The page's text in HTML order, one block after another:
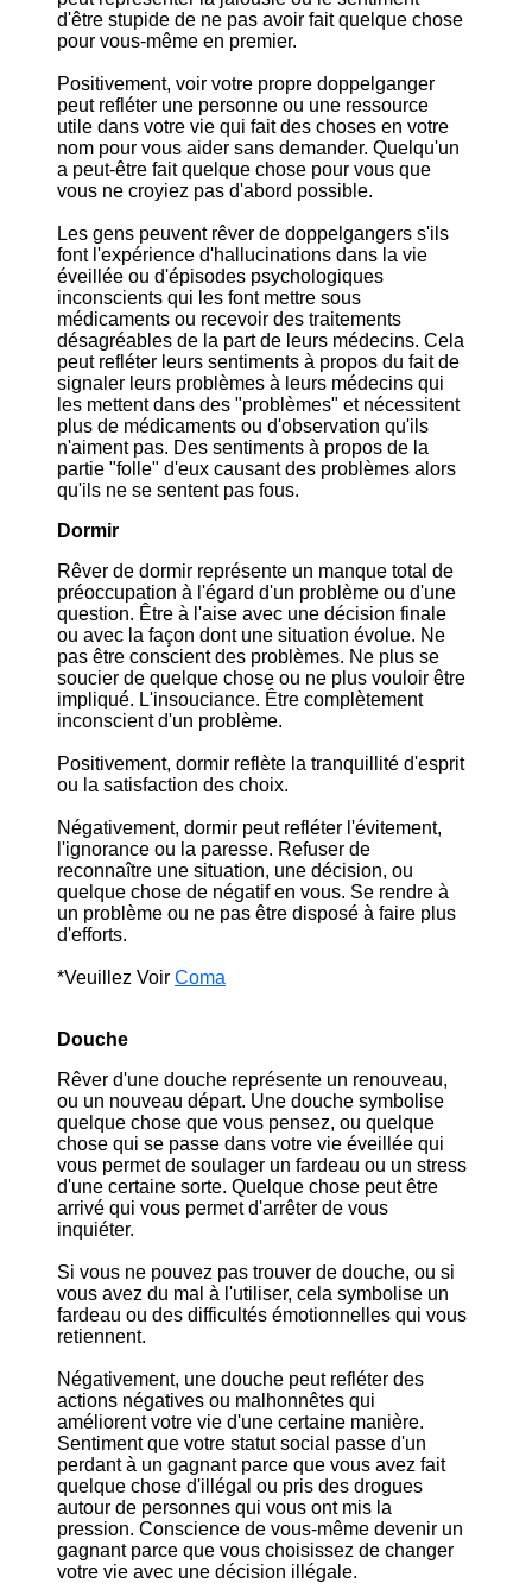
d'être stupide de ne pas avoir fait quelque chose
pour vous-même en premier.
Positivement, voir votre propre doppelganger
peut refléter une personne ou une ressource
utile dans votre vie qui fait des choses en votre
nom pour vous aider sans demander. Quelqu'un
a peut-être fait quelque chose pour vous que
vous ne croyiez pas d'abord possible.
Les gens peuvent rêver de doppelgangers s'ils
font l'expérience d'hallucinations dans la vie
éveillée ou d'épisodes psychologiques
inconscients qui les font mettre sous
médicaments ou recevoir des traitements
désagréables de la part de leurs médecins. Cela
peut refléter leurs sentiments à propos du fait de
signaler leurs problèmes à leurs médecins qui
les mettent dans des "problèmes" et nécessitent
plus de médicaments ou d'observation qu'ils
n'aiment pas. Des sentiments à propos de la
partie "folle" d'eux causant des problèmes alors
qu'ils ne se sentent pas fous.
Dormir
Rêver de dormir représente un manque total de
préoccupation à l'égard d'un problème ou d'une
question. Être à l'aise avec une décision finale
ou avec la façon dont une situation évolue. Ne
pas être conscient des problèmes. Ne plus se
soucier de quelque chose ou ne plus vouloir être
impliqué. L'insouciance. Être complètement
inconscient d'un problème.
Positivement, dormir reflète la tranquillité d'esprit
ou la satisfaction des choix.
Négativement, dormir peut refléter l'évitement,
l'ignorance ou la paresse. Refuser de
reconnaître une situation, une décision, ou
quelque chose de négatif en vous. Se rendre à
un problème ou ne pas être disposé à faire plus
d'efforts.
*Veuillez Voir Coma
Douche
Rêver d'une douche représente un renouveau,
ou un nouveau départ. Une douche symbolise
quelque chose que vous pensez, ou quelque
chose qui se passe dans votre vie éveillée qui
vous permet de soulager un fardeau ou un stress
d'une certaine sorte. Quelque chose peut être
arrivé qui vous permet d'arrêter de vous
inquiéter.
Si vous ne pouvez pas trouver de douche, ou si
vous avez du mal à l'utiliser, cela symbolise un
fardeau ou des difficultés émotionnelles qui vous
retiennent.
Négativement, une douche peut refléter des
actions négatives ou malhonnêtes qui
améliorent votre vie d'une certaine manière.
Sentiment que votre statut social passe d'un
perdant à un gagnant parce que vous avez fait
quelque chose d'illégal ou pris des drogues
autour de personnes qui vous ont mis la
pression. Conscience de vous-même devenir un
gagnant parce que vous choisissez de changer
votre vie avec une décision illégale.